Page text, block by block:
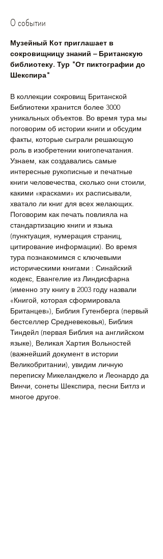
О событии
Музейный Кот приглашает в
сокровищницу знаний – Британскую
библиотеку. Тур "От пиктографии до
Шекспира"
В коллекции сокровищ Британской
Библиотеки хранится более 3000
уникальных объектов. Во время тура мы
поговорим об истории книги и обсудим
факты, которые сыграли решающую
роль в изобретении книгопечатания.
Узнаем, как создавались самые
интересные рукописные и печатные
книги человечества, сколько они стоили,
какими «красками» их расписывали,
хватало ли книг для всех желающих.
Поговорим как печать повлияла на
стандартизацию книги и языка
(пунктуация, нумерация страниц,
цитирование информации). Во время
тура познакомимся с ключевыми
историческими книгами : Синайский
кодекс, Евангелие из Линдисфарна
(именно эту книгу в 2003 году назвали
«Книгой, которая сформировала
Британцев»), Библия Гутенберга (первый
бестселлер Средневековья), Библия
Тиндейл (первая Библия на английском
языке), Великая Хартия Вольностей
(важнейший документ в истории
Великобритании), увидим личную
переписку Микеланджело и Леонардо да
Винчи, сонеты Шекспира, песни Битлз и
многое другое.